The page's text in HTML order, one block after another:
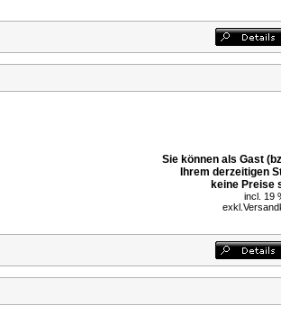
Sie können als Gast
Ihrem derzeitigen
keine Preise
incl. 19
exkl.